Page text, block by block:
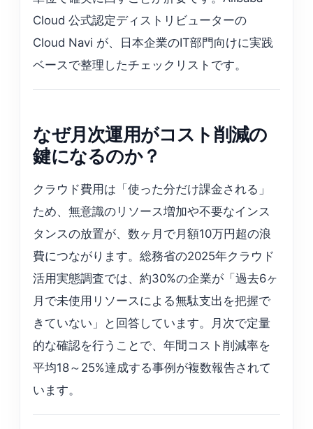
Cloud 公式認定ディストリビューターの
Cloud Navi が、日本企業のIT部門向けに実践
ベースで整理したチェックリストです。
なぜ月次運用がコスト削減の
鍵になるのか？
クラウド費用は「使った分だけ課金される」
ため、無意識のリソース増加や不要なインス
タンスの放置が、数ヶ月で月額10万円超の浪
費につながります。総務省の2025年クラウド
活用実態調査では、約30%の企業が「過去6ヶ
月で未使用リソースによる無駄支出を把握で
きていない」と回答しています。月次で定量
的な確認を行うことで、年間コスト削減率を
平均18～25%達成する事例が複数報告されて
います。